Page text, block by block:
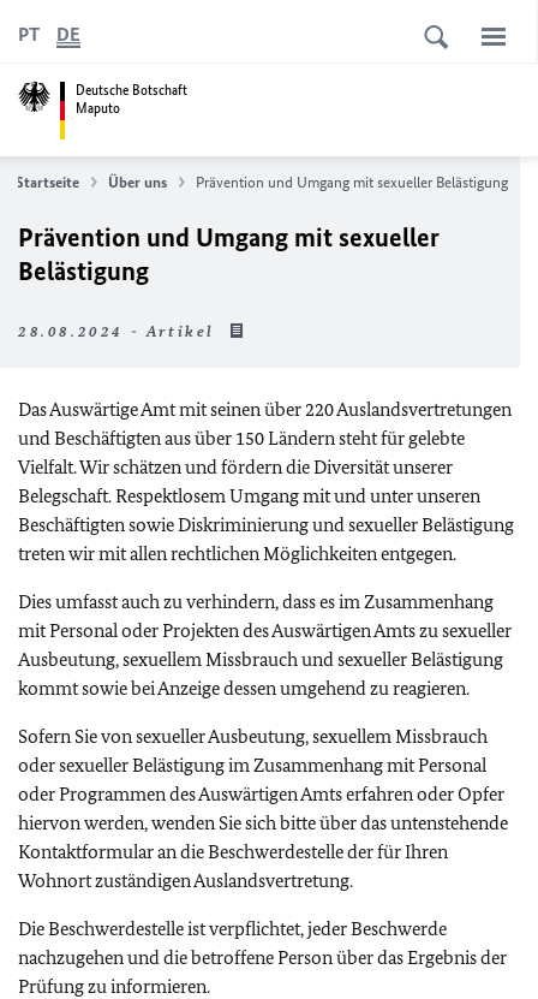
Deutsche Botschaft
Maputo
PT DE
Startseite Über uns Prävention und Umgang mit sexueller Belästigung
Prävention und Umgang mit sexueller
Belästigung
28.08.2024 - Artikel
Das Auswärtige Amt mit seinen über 220 Auslandsvertretungen
und Beschäftigten aus über 150 Ländern steht für gelebte
Vielfalt. Wir schätzen und fördern die Diversität unserer
Belegschaft. Respektlosem Umgang mit und unter unseren
Beschäftigten sowie Diskriminierung und sexueller Belästigung
treten wir mit allen rechtlichen Möglichkeiten entgegen.
Dies umfasst auch zu verhindern, dass es im Zusammenhang
mit Personal oder Projekten des Auswärtigen Amts zu sexueller
Ausbeutung, sexuellem Missbrauch und sexueller Belästigung
kommt sowie bei Anzeige dessen umgehend zu reagieren.
Sofern Sie von sexueller Ausbeutung, sexuellem Missbrauch
oder sexueller Belästigung im Zusammenhang mit Personal
oder Programmen des Auswärtigen Amts erfahren oder Opfer
hiervon werden, wenden Sie sich bitte über das untenstehende
Kontaktformular an die Beschwerdestelle der für Ihren
Wohnort zuständigen Auslandsvertretung.
Die Beschwerdestelle ist verpflichtet, jeder Beschwerde
nachzugehen und die betroffene Person über das Ergebnis der
Prüfung zu informieren.